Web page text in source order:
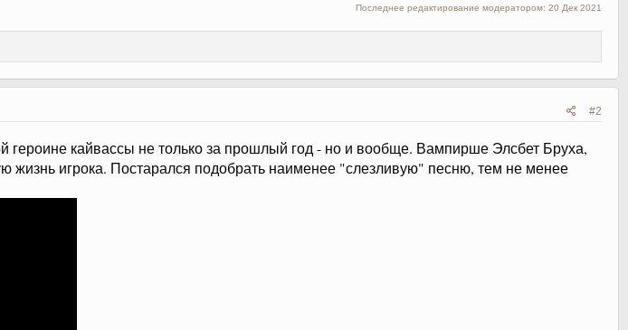
Последнее редактирование модератором: 20 Дек 2021
#2
кайвассы не только за прошлый год - но и вообще. Вампирше Элсбет Бруха,
жизнь игрока. Постарался подобрать наименее "слезливую" песню, тем не менее